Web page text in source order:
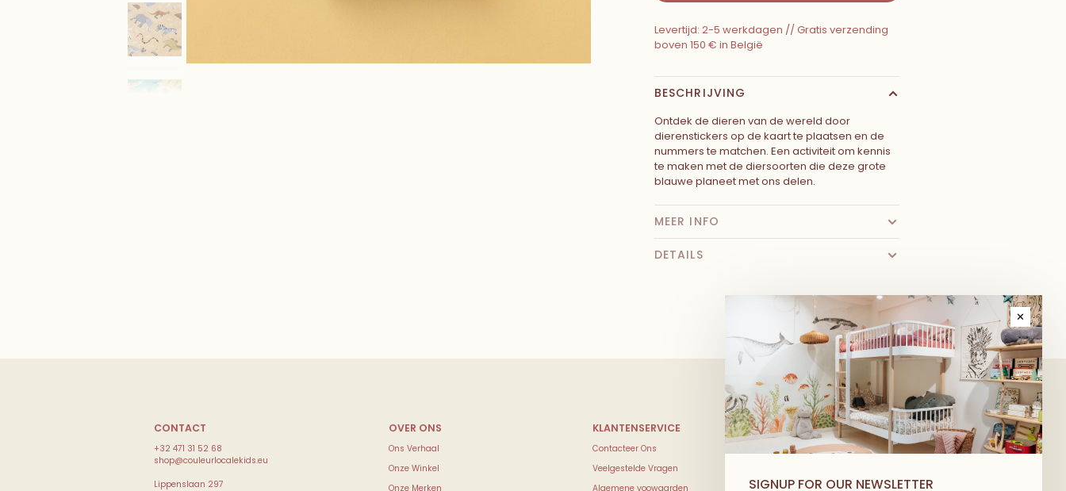
Levertijd: 2-5 werkdagen // Gratis verzending
boven 150 € in België
BESCHRIJVING
Ontdek de dieren van de wereld door
dierenstickers op de kaart te plaatsen en de
nummers te matchen. Een activiteit om kennis
te maken met de diersoorten die deze grote
blauwe planeet met ons delen.
MEER INFO
DETAILS
CONTACT
+32 471 31 52 68
shop@couleurlocalekids.eu
Lippenslaan 297
Ons Verhaal
Onze Winkel
Onze Merken
Contacteer Ons
Veelgestelde Vragen
Algemene voowaarden
We have wonderful stories to share
with you! Kom als eerste alles te
✕
SIGNUP FOR OUR NEWSLETTER